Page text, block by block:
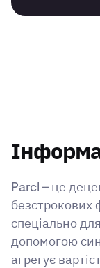
Parcl – це
безстрокових
спеціально
допомогою
агрегує